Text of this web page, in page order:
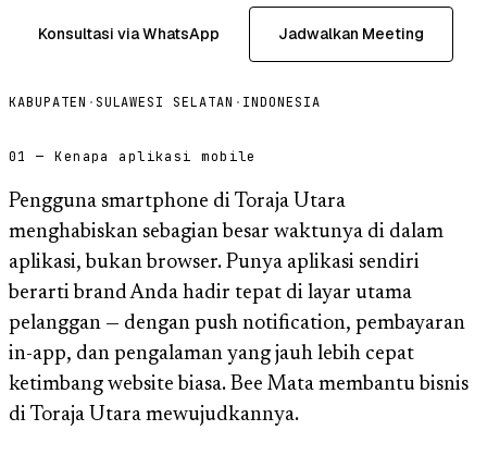
Konsultasi via WhatsApp Jadwalkan Meeting
KABUPATEN · SULAWESI SELATAN · INDONESIA
01 — Kenapa aplikasi mobile
Pengguna smartphone di Toraja Utara
menghabiskan sebagian besar waktunya di dalam
aplikasi, bukan browser. Punya aplikasi sendiri
berarti brand Anda hadir tepat di layar utama
pelanggan — dengan push notification, pembayaran
in-app, dan pengalaman yang jauh lebih cepat
ketimbang website biasa. Bee Mata membantu bisnis
di Toraja Utara mewujudkannya.